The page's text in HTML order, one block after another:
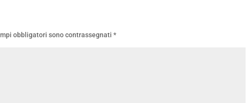
obbligatori sono contrassegnati*